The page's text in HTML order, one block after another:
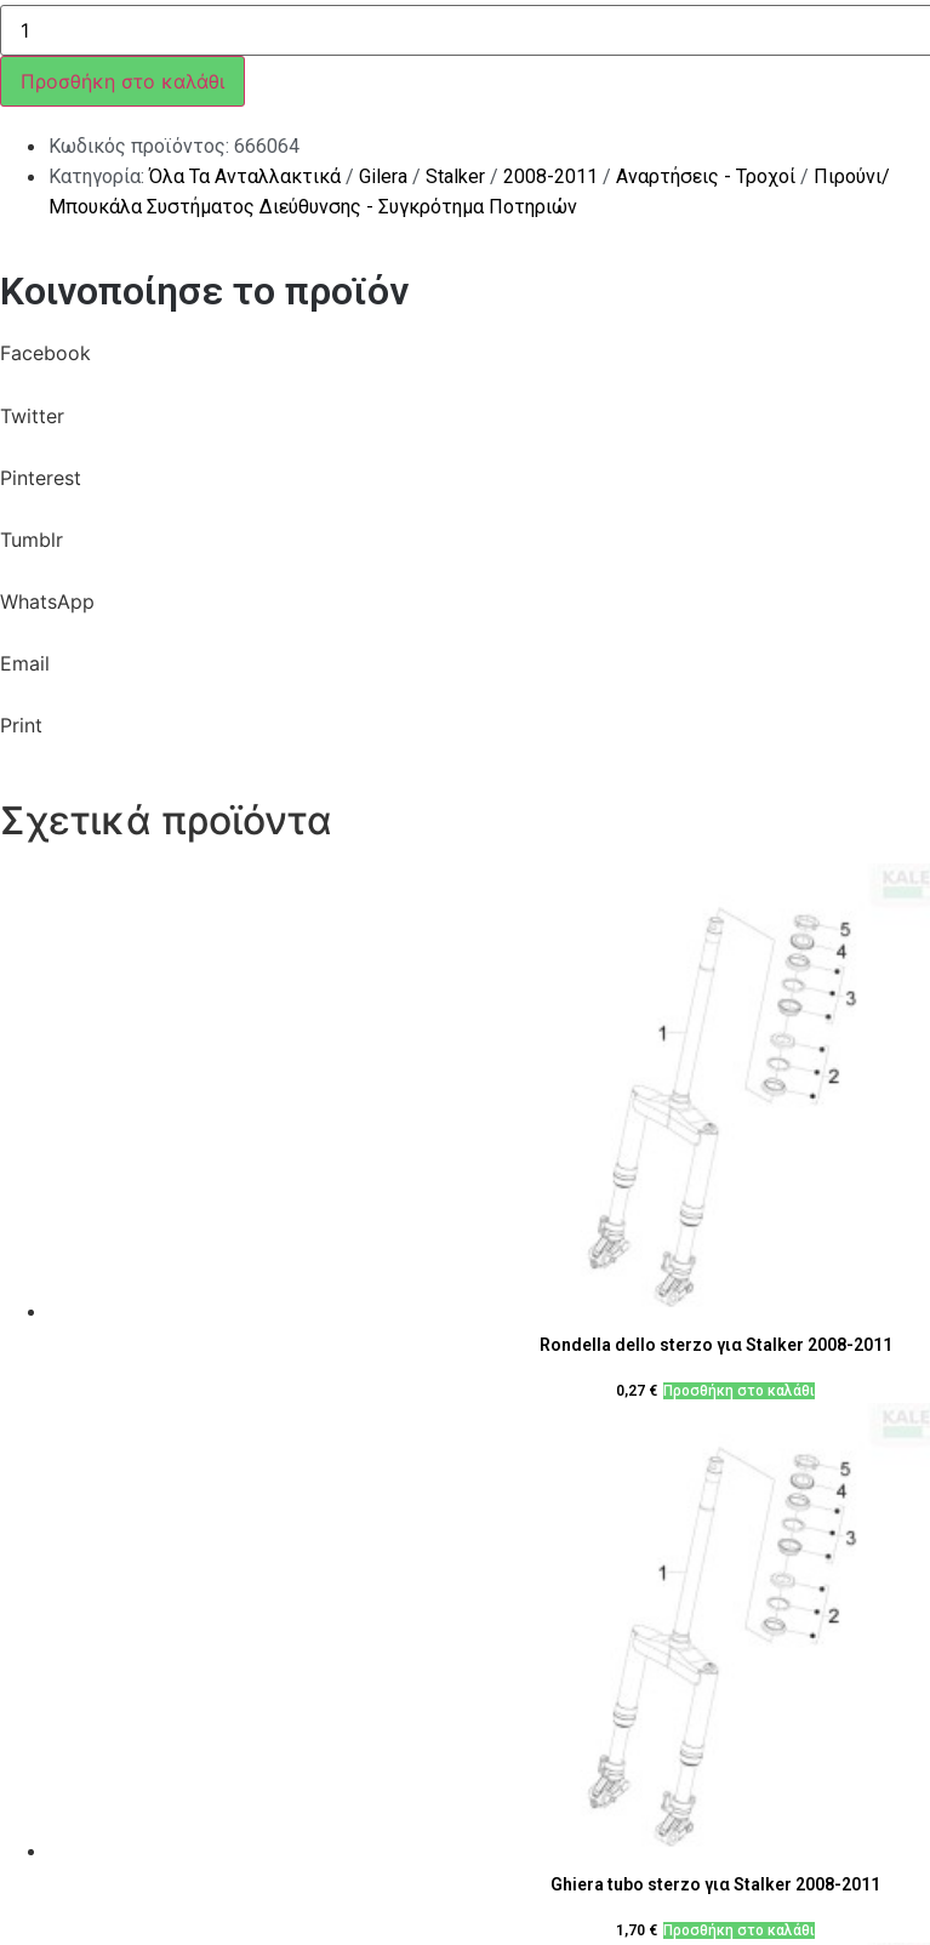
ΠΙΡΟΥΝΙ
GILERA
STALKER
(DITTA
WUXI
TOP)
Προσθήκη στο καλάθι
Κωδικός προϊόντος: 666064
Κατηγορία:Όλα Τα Ανταλλακτικά/ Gilera / Stalker / 2008-2011 / Αναρτήσεις - Τροχοί / Πιρούνι/
Μπουκάλα Συστήματος Διεύθυνσης - Συγκρότημα Ποτηριών
Κοινοποίησε το προϊόν
Facebook
Twitter
Pinterest
Tumblr
WhatsApp
Email
Print
Σχετικά προϊόντα
Rondella dello sterzo για Stalker 2008-2011
0,27 € Προσθήκη στο καλάθι
Ghiera tubo sterzo για Stalker 2008-2011
1,70 € Προσθήκη στο καλάθι